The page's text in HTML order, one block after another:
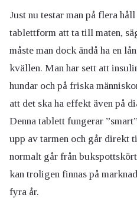
Just nu testar man på flera
tablettform att ta till maten,
måste man dock ändå ha en
kvällen. Man har sett att
hundar och på friska
att det ska ha effekt även på
Denna tablett fungerar
upp av tarmen och går direkt
normalt går från
kan troligen finnas på
fyra år.